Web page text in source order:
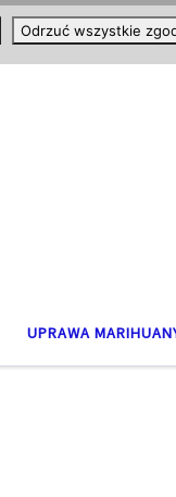
UPRAWA
Odrzuć wszystkie